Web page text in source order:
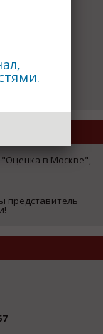
в Москве",
представитель